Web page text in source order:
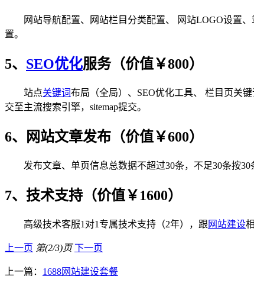
网站导航配置、网站栏目分类配置、 网站LOGO设置、
置。
5、 SEO优化服务（价值￥800）
站点关键词布局（全局）、SEO优化工具、 栏目页关
交至主流搜索引擎，sitemap提交。
6、网站文章发布（价值￥600）
发布文章、单页信息总数据不超过30条，不足30条按30
7、技术支持（价值￥1600）
高级技术客服1对1专属技术支持（2年），跟 网站建设
上一页 第(2/3)页 下一页
上一篇： 1688网站建设套餐